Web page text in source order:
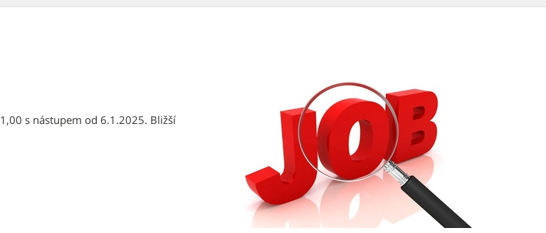
s nástupem od 6.1.2025. Bližší